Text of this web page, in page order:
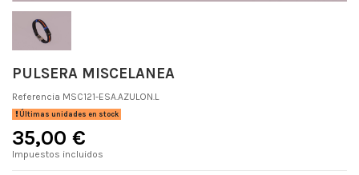
PULSERA MISCELANEA
Referencia MSC121-ESA.AZULON.L
Últimas unidades en stock
35,00 €
Impuestos incluidos